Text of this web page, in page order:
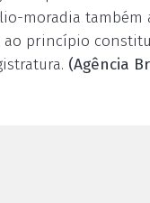
moradia também
ao princípio
(Agência